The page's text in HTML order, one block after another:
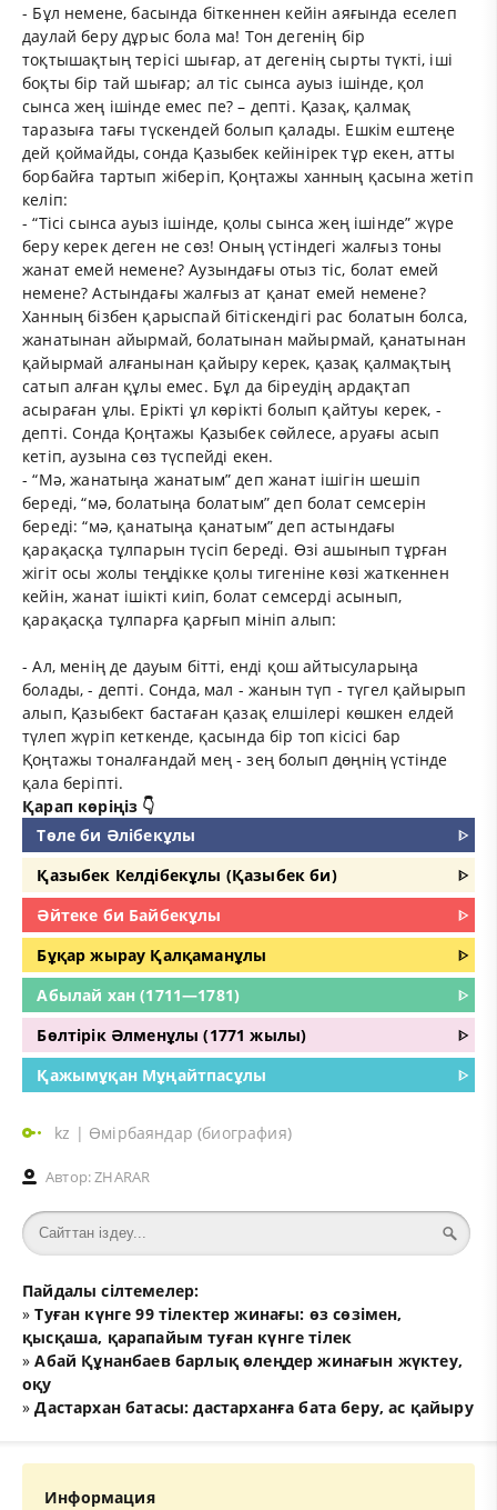
- Бұл немене, басында біткеннен кейін аяғында еселеп
даулай беру дұрыс бола ма! Тон дегенің бір
тоқтышақтың терісі шығар, ат дегенің сырты түкті, іші
боқты бір тай шығар; ал тіс сынса ауыз ішінде, қол
сынса жең ішінде емес пе? – депті. Қазақ, қалмақ
таразыға тағы түскендей болып қалады. Ешкім ештеңе
дей қоймайды, сонда Қазыбек кейінірек тұр екен, атты
борбайға тартып жіберіп, Қоңтажы ханның қасына жетіп
келіп:
- “Тісі сынса ауыз ішінде, қолы сынса жең ішінде” жүре
беру керек деген не сөз! Оның үстіндегі жалғыз тоны
жанат емей немене? Аузындағы отыз тіс, болат емей
немене? Астындағы жалғыз ат қанат емей немене?
Ханның бізбен қарыспай бітіскендігі рас болатын болса,
жанатынан айырмай, болатынан майырмай, қанатынан
қайырмай алғанынан қайыру керек, қазақ қалмақтың
сатып алған құлы емес. Бұл да біреудің ардақтап
асыраған ұлы. Ерікті ұл көрікті болып қайтуы керек, -
депті. Сонда Қоңтажы Қазыбек сөйлесе, аруағы асып
кетіп, аузына сөз түспейді екен.
- “Мә, жанатыңа жанатым” деп жанат ішігін шешіп
береді, “мә, болатыңа болатым” деп болат семсерін
береді: “мә, қанатыңа қанатым” деп астындағы
қарақасқа тұлпарын түсіп береді. Өзі ашынып тұрған
жігіт осы жолы теңдікке қолы тигеніне көзі жаткеннен
кейін, жанат ішікті киіп, болат семсерді асынып,
қарақасқа тұлпарға қарғып мініп алып:
- Ал, менің де дауым бітті, енді қош айтысуларыңа
болады, - депті. Сонда, мал - жанын түп - түгел қайырып
алып, Қазыбект бастаған қазақ елшілері көшкен елдей
түлеп жүріп кеткенде, қасында бір топ кісісі бар
Қоңтажы тоналғандай мең - зең болып дөңнің үстінде
қала беріпті.
Қарап көріңіз 👇
Төле би Әлібекұлы
ᐈ
Қазыбек Келдібекұлы (Қазыбек би)
ᐈ
Әйтеке би Байбекұлы
ᐈ
Бұқар жырау Қалқаманұлы
ᐈ
Абылай хан (1711—1781)
ᐈ
Бөлтірік Әлменұлы (1771 жылы)
ᐈ
Қажымұқан Мұңайтпасұлы
ᐈ
kz | Өмірбаяндар (биография)
Автор:ZHARAR
Пайдалы сілтемелер:
»Туған күнге 99 тілектер жинағы: өз сөзімен,
қысқаша, қарапайым туған күнге тілек
»Абай Құнанбаев барлық өлеңдер жинағын жүктеу,
оқу
»Дастархан батасы: дастарханға бата беру, ас қайыру
Информация